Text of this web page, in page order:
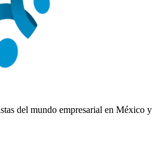
del mundo empresarial en México y